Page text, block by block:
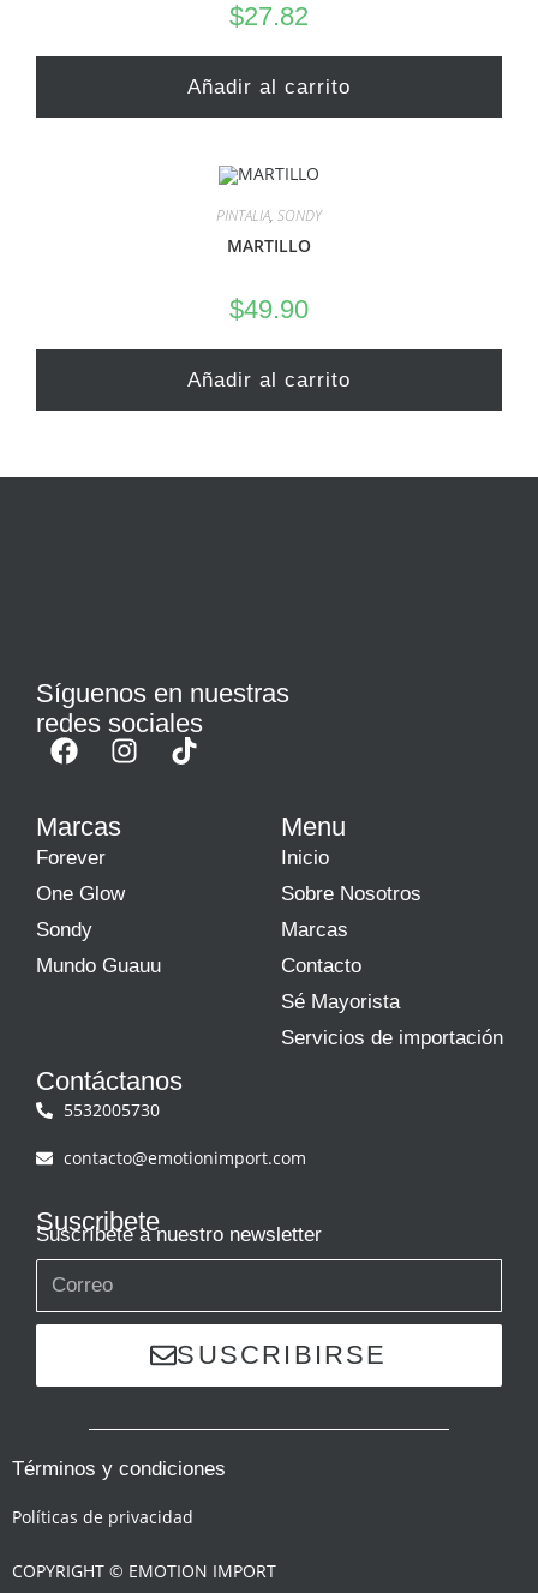
$27.82
Añadir al carrito
PINTALIA, SONDY
MARTILLO
$49.90
Añadir al carrito
Síguenos en nuestras
redes sociales
Marcas
Forever
One Glow
Sondy
Mundo Guauu
Menu
Inicio
Sobre Nosotros
Marcas
Contacto
Sé Mayorista
Servicios de importación
Contáctanos
5532005730
contacto@emotionimport.com
Suscribete
Suscríbete a nuestro newsletter
SUSCRIBIRSE
Términos y condiciones
Políticas de privacidad
COPYRIGHT © EMOTION IMPORT